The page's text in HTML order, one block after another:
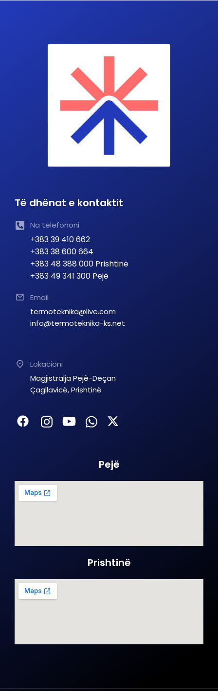
Të dhënat e kontaktit
Na telefononi
+383 39 410 662
+383 38 600 664
+383 48 388 000 Prishtinë
+383 49 341 300 Pejë
Email
termoteknika@live.com
info@termoteknika-ks.net
Lokacioni
Magjistralja Pejë-Deçan
Çagllavicë, Prishtinë
Pejë
Prishtinë